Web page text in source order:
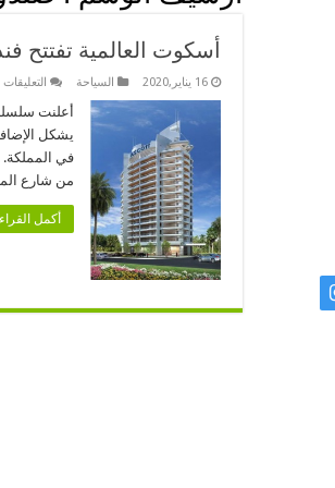
أسكوت العالمية تفتتح
16 يناير,2020 السياحة التعليقات
أعلنت
يشكل
من شارع
أكمل